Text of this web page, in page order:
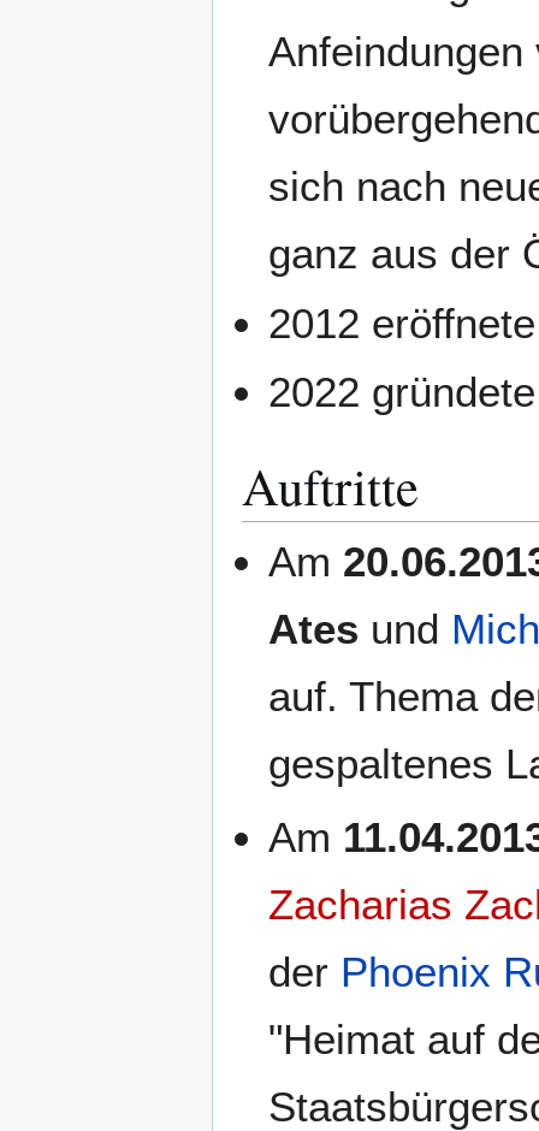
sich nach
ganz aus der
2012
2022
Auftritte
Am
Ates und
auf. Thema
gespaltenes
Am
Zacharias
der Phoenix
"Heimat auf